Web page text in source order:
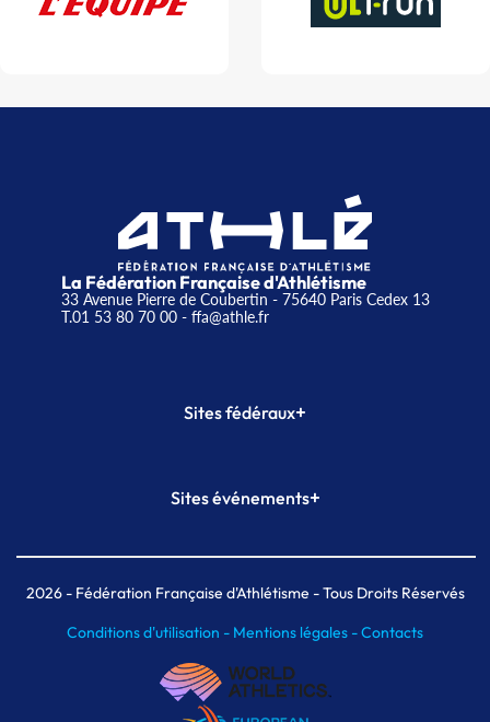
La Fédération Française d'Athlétisme
33 Avenue Pierre de Coubertin - 75640 Paris Cedex 13
T.01 53 80 70 00- ffa@athle.fr
Sites fédéraux+
Plateforme Formation
Sites événements+
Meeting de Paris indoor
MAIF Ekiden de Paris
2026- Fédération Française d'Athlétisme - Tous Droits Réservés
Conditions d'utilisation - Mentions légales -Contacts